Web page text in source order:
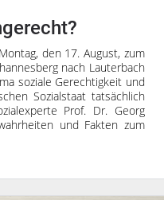
den 17. August, zum
nach Lauterbach
soziale Gerechtigkeit und
Sozialstaat tatsächlich
Prof. Dr. Georg
und Fakten zum